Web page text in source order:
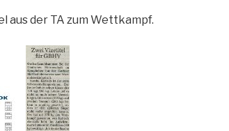
aus der TA zum Wettkampf.